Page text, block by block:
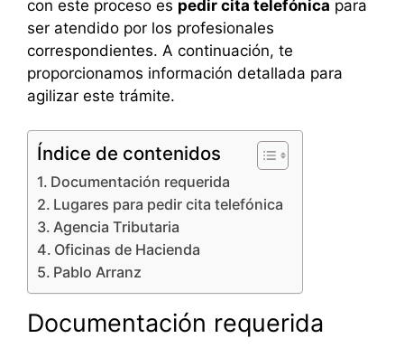
con este proceso es pedir cita telefónica para
ser atendido por los profesionales
correspondientes. A continuación, te
proporcionamos información detallada para
agilizar este trámite.
Índice de contenidos
Documentación requerida
Lugares para pedir cita telefónica
Agencia Tributaria
Oficinas de Hacienda
Pablo Arranz
Documentación requerida